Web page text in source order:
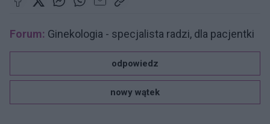
Forum: Ginekologia - specjalista radzi, dla pacjentki
odpowiedz
nowy wątek